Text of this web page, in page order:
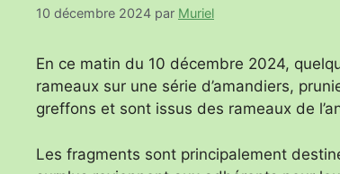
10 décembre 2024 par Muriel
En ce matin du 10 décembre 2024,
rameaux sur une série d’amandiers,
greffons et sont issus des rameaux de
Les fragments sont principalement